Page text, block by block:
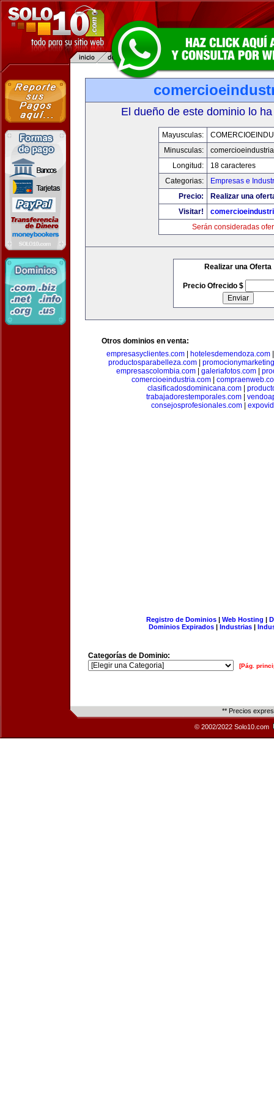
El dueño de este dominio lo
Mayusculas:
Minusculas:
Longitud:
18 caracteres
Categorias:
Empresas e
Precio:
Realizar una
Visitar!
Serán consideradas
Realizar una Oferta
Precio Ofrecido $
Otros dominios en venta:
empresasyclientes.com
hotelesdemendoza.com
productosparabelleza.com
empresascolombia.com
galeriafotos.com
comercioeindustria.com|
clasificadosdominicana.com
trabajadorestemporales.com
consejosprofesionales.com
Registro de Dominios| Web Hosting |
Dominios Expirados | Industrias |
Categorías de Dominio:
[Pág.
** Precios
© 2002/2022 Solo10.com